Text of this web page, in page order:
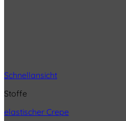
Schnellansicht
Stoffe
elastischer Crepe